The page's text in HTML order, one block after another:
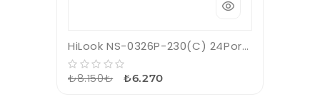
HiLook NS-0326P-230(C) 24Port 10/100 PoE+1x10/100/1000 RJ45+1xSFP Switch
₺8.150₺ ₺6.270